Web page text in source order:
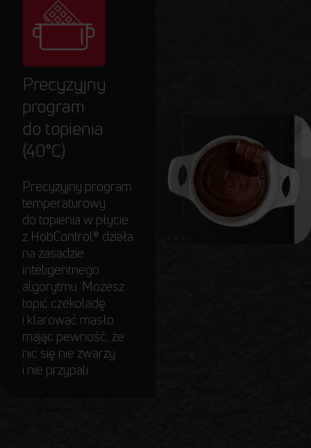
Precyzyjny
program
do topienia
(40°C)
Precyzyjny program
temperaturowy
do topienia w płycie
z HobControl® działa
na zasadzie
inteligentnego
algorytmu. Możesz
topić czekoladę
i klarować masło
mając pewność, że
nic się nie zwarzy
i nie przypali.